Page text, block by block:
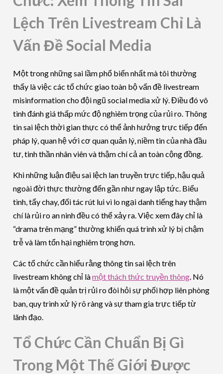
Lệch Trên Livestream Chỉ Là
Vấn Đề Social Media
Một trong những sai lầm phổ biến nhất mà tôi thường
thấy là việc các tổ chức giao toàn bộ vấn đề livestream
misinformation cho đội ngũ social media xử lý. Điều đó vô
tình đánh giá thấp mức độ nghiêm trọng của rủi ro. Thông
tin sai lệch thời gian thực có thể ảnh hưởng trực tiếp đến
pháp lý, quan hệ với cơ quan quản lý, niềm tin của nhà đầu
tư, tinh thần nhân viên và thậm chí cả an toàn cộng đồng.
Khi những luận điệu sai lệch lan truyền trực tiếp, hậu quả
ngoài đời thực thường đến gần như ngay lập tức. Biểu
tình, tẩy chay, đối tác rút lui vì lo ngại danh tiếng hay thậm
chí là rủi ro an ninh đều có thể xảy ra. Việc xem đây chỉ là
“drama trên mạng” thường khiến quá trình xử lý bị chậm
trễ và làm tổn hại nghiêm trọng hơn.
Các tổ chức cần hiểu rằng thông tin sai lệch trên
livestream không chỉ làmột thách thức truyền thông . Nó
là một vấn đề quản trị rủi ro đòi hỏi sự phối hợp liên phòng
ban, quy trình xử lý rõ ràng và sự tham gia trực tiếp từ
lãnh đạo.
Tổ Chức Cần Chuẩn Bị Gì
Trong Một Thế Giới Được